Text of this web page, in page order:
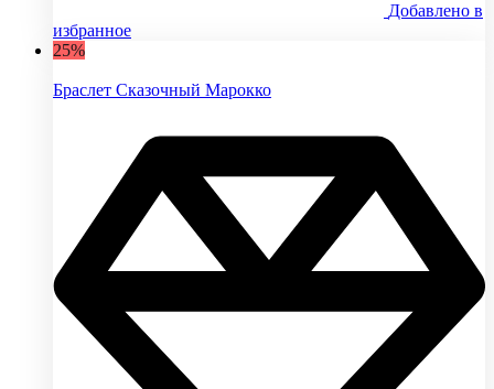
Добавлено в
избранное
25%
Браслет Сказочный Марокко